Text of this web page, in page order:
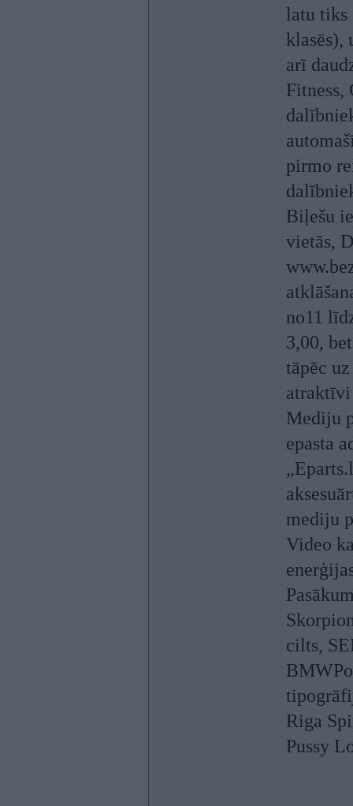
latu tiks
klasēs),
arī
pirmo
Biļešu
vietās,
no11
3,00,
tāpēc
atraktīvi
Mediju
epasta
mediju
Video
cilts,
Riga
Pussy